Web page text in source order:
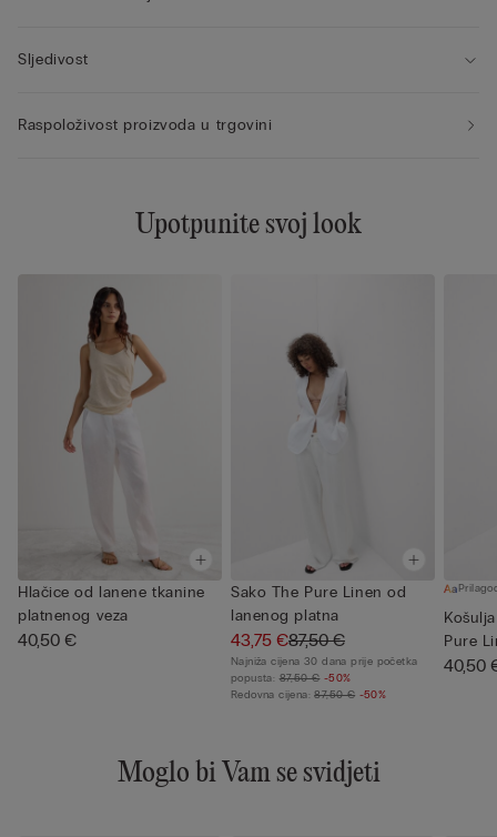
Sljedivost
Raspoloživost proizvoda u trgovini
Upotpunite svoj look
Hlačice od lanene tkanine
platnenog veza
40,50 €
Sako The Pure Linen od
lanenog platna
43,75 €87,50 €
Najniža cijena 30 dana prije početka
popusta:87,50 € -50%
Redovna cijena:87,50 € -50%
Pure
40,50
Moglo bi Vam se svidjeti